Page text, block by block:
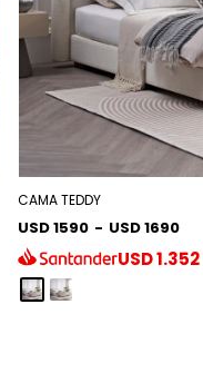
CAMA TEDDY
USD 1590 - USD 1690
USD1.352